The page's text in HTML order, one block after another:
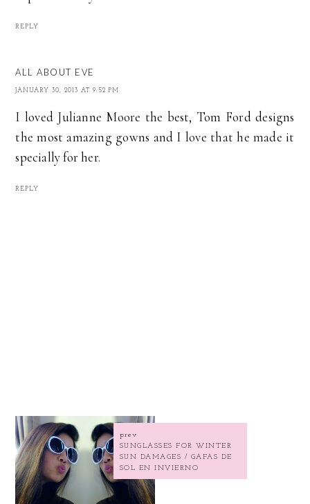
REPLY
ALL ABOUT EVE
JANUARY 30, 2013 AT 9:52 PM
I loved Julianne Moore the best, Tom Ford designs
the most amazing gowns and I love that he made it
specially for her.
REPLY
prev
SUNGLASSES FOR WINTER
SUN DAMAGES / GAFAS DE
SOL EN INVIERNO